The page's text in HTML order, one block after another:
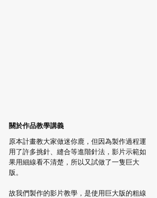
關於作品教學講義
原本計畫教大家做迷你鹿，但因為製作過程運
用了許多挑針、縫合等進階針法，影片示範如
果用細線看不清楚，所以又試做了一隻巨大
版。
故我們製作的影片教學，是使用巨大版的粗線